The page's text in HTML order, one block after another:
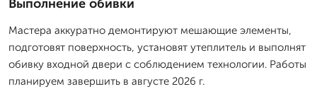
Выполнение обивки
Мастера аккуратно демонтируют мешающие элементы,
подготовят поверхность, установят утеплитель и выполнят
обивку входной двери с соблюдением технологии. Работы
планируем завершить в августе 2026 г.